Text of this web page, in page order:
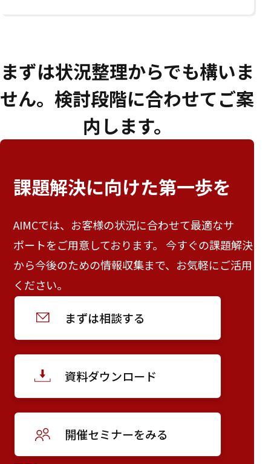
まずは状況整理からでも構いま
せん。検討段階に合わせてご案
内します。
課題解決に向けた第一歩を
AIMCでは、お客様の状況に合わせて最適なサ
ポートをご用意しております。 今すぐの課題解決
から今後のための情報収集まで、お気軽にご活用
ください。
まずは相談する
資料ダウンロード
開催セミナーをみる